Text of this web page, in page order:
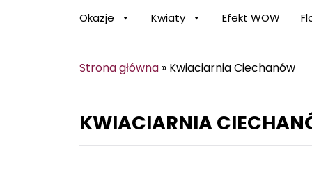
Okazje Kwiaty Efekt WOW
Strona główna » Kwiaciarnia Ciechanów
KWIACIARNIA